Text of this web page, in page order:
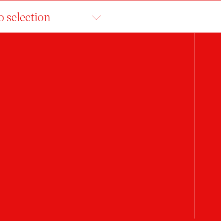
selection